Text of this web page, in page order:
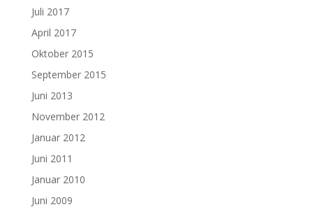
Juli 2017
April 2017
Oktober 2015
September 2015
Juni 2013
November 2012
Januar 2012
Juni 2011
Januar 2010
Juni 2009